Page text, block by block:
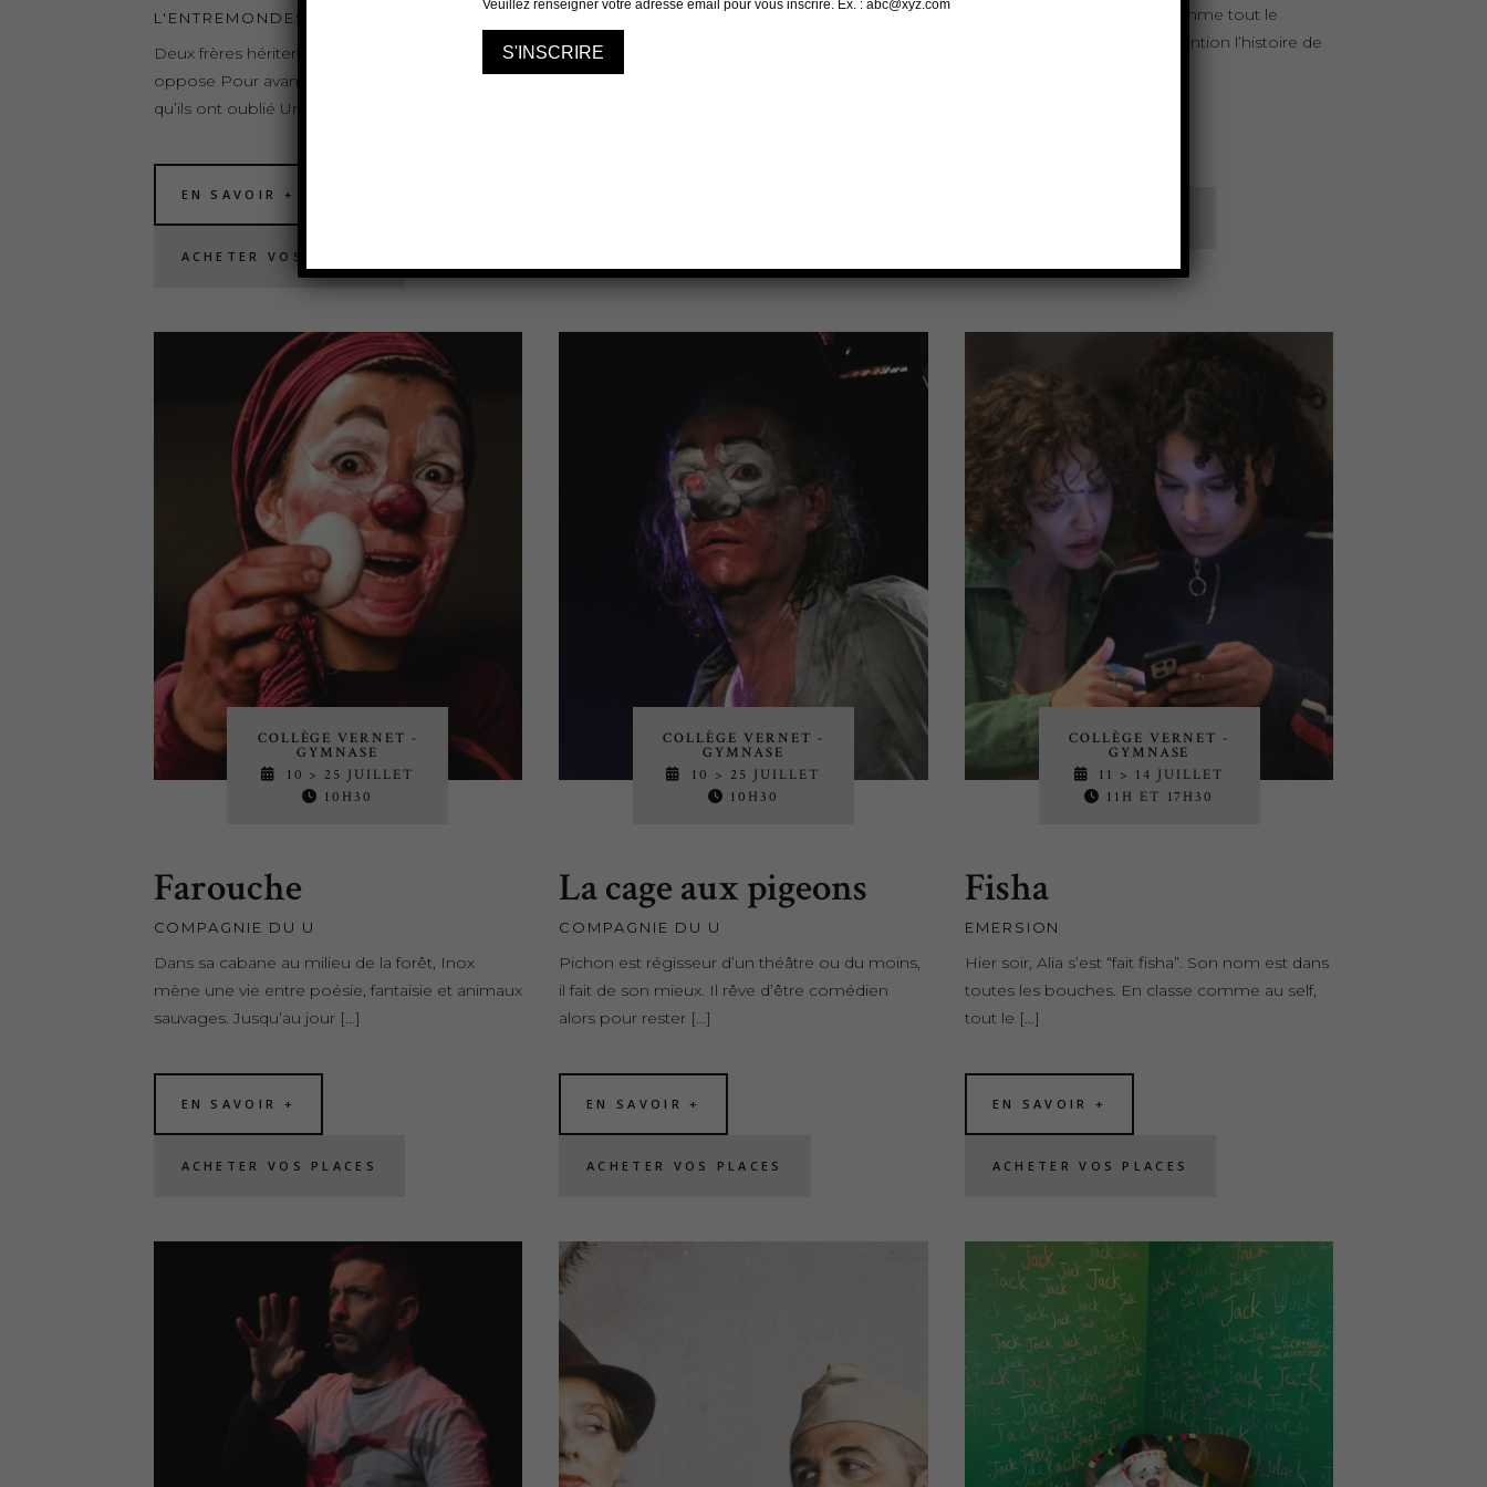
L'ENTREMONDES
Deux frères héritent d’un monde qui les
oppose Pour avancer ils devront affronter ce
qu’ils ont oublié Une dramedie familiale […]
EN SAVOIR +
ACHETER VOS PLACES
Une histoire d’amour, portée par la force de la
jeunesse, l’humour, la tendresse et la rage de
Elle est là, dans le public. Comme tout le
monde, elle écoute avec attention l’histoire de
COLLÈGE VERNET -
GYMNASE
10 > 25 JUILLET
10H30
Farouche
COMPAGNIE DU U
Dans sa cabane au milieu de la forêt, Inox
mène une vie entre poésie, fantaisie et animaux
sauvages. Jusqu’au jour […]
EN SAVOIR +
ACHETER VOS PLACES
COLLÈGE VERNET -
GYMNASE
10 > 25 JUILLET
10H30
La cage aux pigeons
COMPAGNIE DU U
Pichon est régisseur d’un théâtre ou du moins,
il fait de son mieux. Il rêve d’être comédien
alors pour rester […]
EN SAVOIR +
ACHETER VOS PLACES
COLLÈGE VERNET -
GYMNASE
11 > 14 JUILLET
11H ET 17H30
Fisha
EMERSION
Hier soir, Alia s’est “fait fisha”. Son nom est dans
toutes les bouches. En classe comme au self,
tout le […]
EN SAVOIR +
ACHETER VOS PLACES